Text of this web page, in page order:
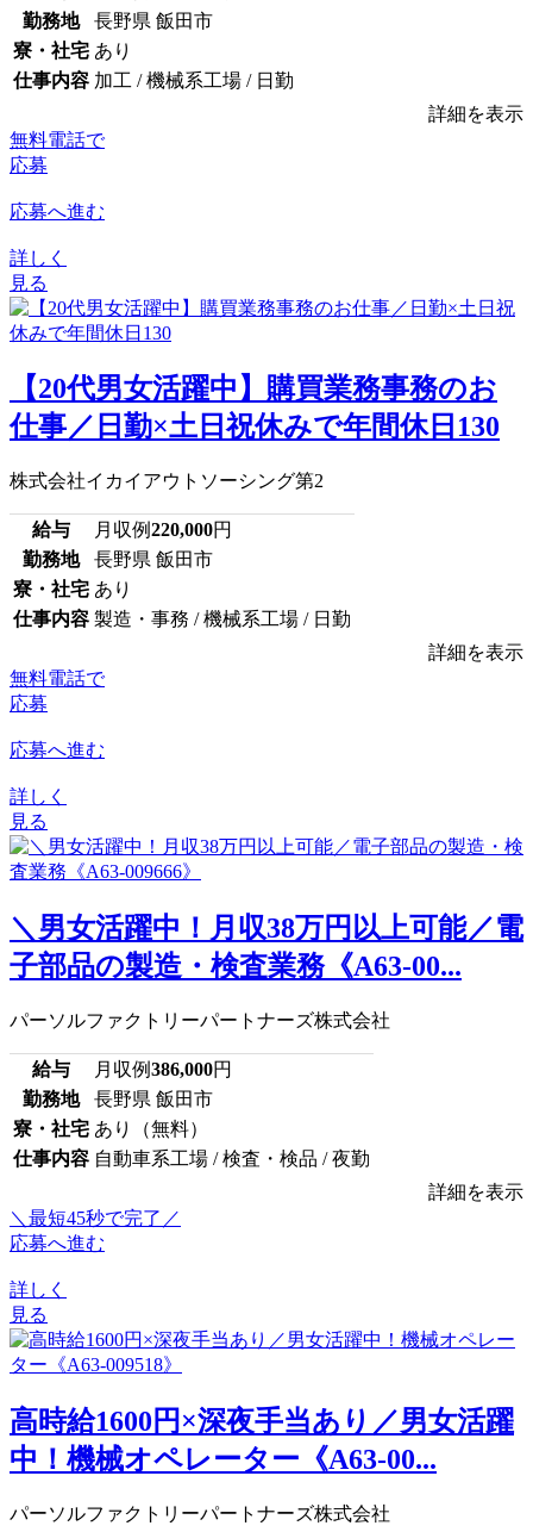
勤務地
長野県 飯田市
寮・社宅 あり
仕事内容 加工 / 機械系工場 / 日勤
詳細を表示
無料電話で
応募
応募へ進む
詳しく
見る
【20代男女活躍中】購買業務事務のお
仕事／日勤×土日祝休みで年間休日130
株式会社イカイアウトソーシング第2
給与 月収例220,000円
勤務地
長野県 飯田市
寮・社宅 あり
仕事内容 製造・事務 / 機械系工場 / 日勤
詳細を表示
無料電話で
応募
応募へ進む
詳しく
見る
＼男女活躍中！月収38万円以上可能／電
子部品の製造・検査業務《A63-00...
パーソルファクトリーパートナーズ株式会社
給与 月収例386,000円
勤務地
長野県 飯田市
寮・社宅 あり（無料）
仕事内容 自動車系工場 / 検査・検品 / 夜勤
詳細を表示
＼最短45秒で完了／
応募へ進む
詳しく
見る
高時給1600円×深夜手当あり／男女活躍
中！機械オペレーター《A63-00...
パーソルファクトリーパートナーズ株式会社